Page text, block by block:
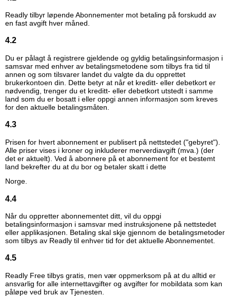
Readly tilbyr løpende Abonnementer mot betaling på forskudd av
en fast avgift hver måned.
4.2
Du er pålagt å registrere gjeldende og gyldig betalingsinformasjon i
samsvar med enhver av betalingsmetodene som tilbys fra tid til
annen og som tilsvarer landet du valgte da du opprettet
brukerkontoen din. Dette betyr at når et kreditt- eller debetkort er
nødvendig, trenger du et kreditt- eller debetkort utstedt i samme
land som du er bosatt i eller oppgi annen informasjon som kreves
for den aktuelle betalingsmåten.
4.3
Prisen for hvert abonnement er publisert på nettstedet ("gebyret").
Alle priser vises i kroner og inkluderer merverdiavgift (mva.) (der
det er aktuelt). Ved å abonnere på et abonnement for et bestemt
land bekrefter du at du bor og betaler skatt i dette
Norge.
4.4
Når du oppretter abonnementet ditt, vil du oppgi
betalingsinformasjon i samsvar med instruksjonene på nettstedet
eller applikasjonen. Betaling skal skje gjennom de betalingsmetoder
som tilbys av Readly til enhver tid for det aktuelle Abonnementet.
4.5
Readly Free tilbys gratis, men vær oppmerksom på at du alltid er
ansvarlig for alle internettavgifter og avgifter for mobildata som kan
påløpe ved bruk av Tjenesten.